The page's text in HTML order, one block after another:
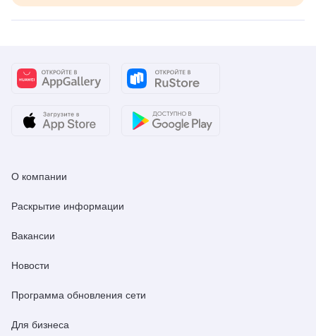
О компании
Раскрытие информации
Вакансии
Новости
Программа обновления сети
Для бизнеса